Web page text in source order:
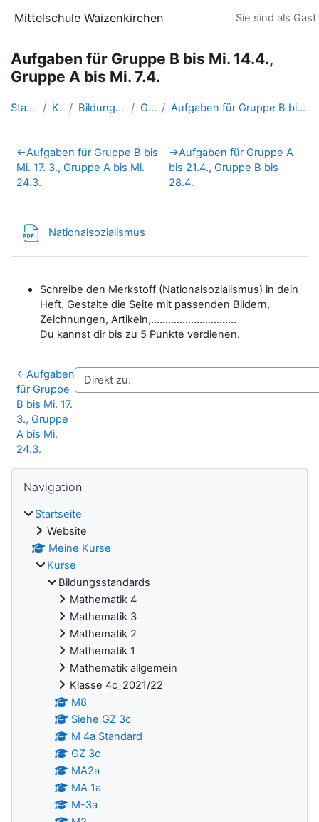
Mittelschule Waizenkirchen Sie sind als
Aufgaben für Gruppe B bis Mi. 14.4.,
Gruppe A bis Mi. 7.4.
Startseite Kurse Bildungsstandards GS 4ab Aufgaben für Gruppe B bis Mi. 14.4., Gruppe A bis ...
Abschnittsübersicht
←Aufgaben für Gruppe B bis
Mi. 17. 3., Gruppe A bis Mi.
24.3.
→Aufgaben für Gruppe A
bis 21.4., Gruppe B bis
28.4.
Nationalsozialismus
Schreibe den Merkstoff (Nationalsozialismus) in dein
Heft. Gestalte die Seite mit passenden Bildern,
Zeichnungen, Artikeln,..............................
Du kannst dir bis zu 5 Punkte verdienen.
←Aufgaben
für Gruppe
B bis Mi. 17.
3., Gruppe
A bis Mi.
24.3.
Navigation
Startseite
Website
Meine Kurse
Kurse
Bildungsstandards
Mathematik 4
Mathematik 3
Mathematik 2
Mathematik 1
Mathematik allgemein
Klasse 4c_2021/22
M8
Siehe GZ 3c
M 4a Standard
GZ 3c
MA2a
MA 1a
M-3a